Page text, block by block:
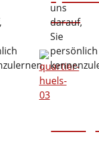
Hüls
uns
darauf,
Sie
persönlich